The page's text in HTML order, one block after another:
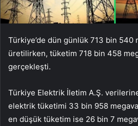
Türkiye’de dün günlük 713 bin 540
üretilirken, tüketim 718 bin 458
gerçekleşti.
Türkiye Elektrik İletim A.Ş.
elektrik tüketimi 33 bin 958
en düşük tüketim ise 26 bin 7